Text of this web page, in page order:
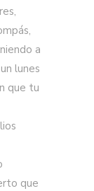
a
lunes
que tu
que